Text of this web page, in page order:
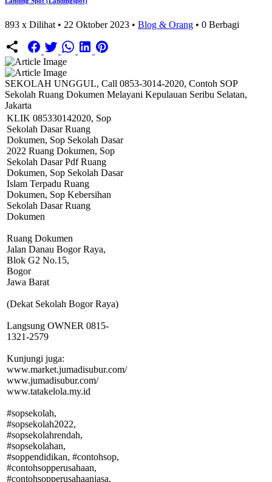
893 x Dilihat • 22 Oktober 2023 • Blog & Orang • 0 Berbagi
SEKOLAH UNGGUL, Call 0853-3014-2020, Contoh SOP
Sekolah Ruang Dokumen Melayani Kepulauan Seribu Selatan,
Jakarta
KLIK 085330142020, Sop
Sekolah Dasar Ruang
Dokumen, Sop Sekolah Dasar
2022 Ruang Dokumen, Sop
Sekolah Dasar Pdf Ruang
Dokumen, Sop Sekolah Dasar
Islam Terpadu Ruang
Dokumen, Sop Kebersihan
Sekolah Dasar Ruang
Dokumen
Ruang Dokumen
Jalan Danau Bogor Raya,
Blok G2 No.15,
Bogor
Jawa Barat
(Dekat Sekolah Bogor Raya)
Langsung OWNER 0815-
1321-2579
Kunjungi juga:
www.market.jumadisubur.com/
www.jumadisubur.com/
www.tatakelola.my.id
#sopsekolah,
#sopsekolah2022,
#sopsekolahrendah,
#sopsekolahan,
#soppendidikan, #contohsop,
#contohsopperusahaan,
#contohsopperusahaanjasa,